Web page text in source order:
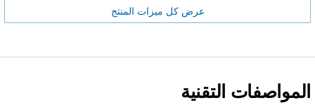
عرض كل ميزات المنتج
المواصفات التقنية